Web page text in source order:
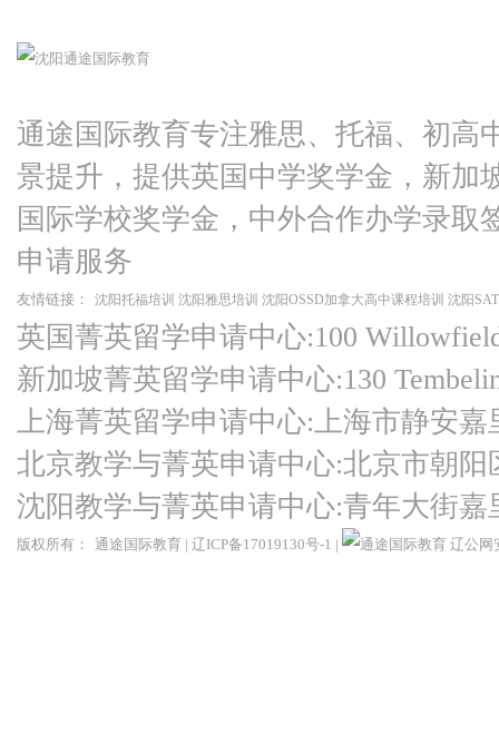
通途国际教育专注雅思、托福、初高
景提升，提供英国中学奖学金，新加
国际学校奖学金，中外合作办学录取
申请服务
友情链接： 沈阳托福培训 沈阳雅思培训 沈阳OSSD加拿大高中课程培训 沈阳
英国菁英留学申请中心:100
新加坡菁英留学申请中心:130
上海菁英留学申请中心:上海市静安嘉
北京教学与菁英申请中心:北京市朝
沈阳教学与菁英申请中心:青年大街
版权所有： 通途国际教育 | 辽ICP备17019130号-1 | 辽公网